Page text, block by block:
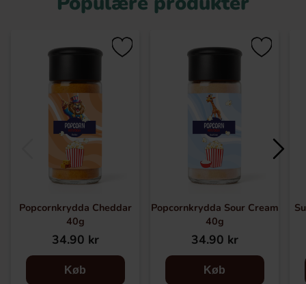
Popcornkrydda Cheddar
40g
34.90 kr
Køb
Popcornkrydda Sour Cream
40g
34.90 kr
Køb